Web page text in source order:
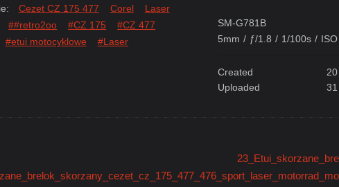
Cezet CZ 175 477 Corel
Laser
##retro2oo #CZ 175
#CZ 477
#etui motocyklowe
#Laser
SM-G781B
5mm / ƒ/1.8 / 1/100s /
Created
Uploaded